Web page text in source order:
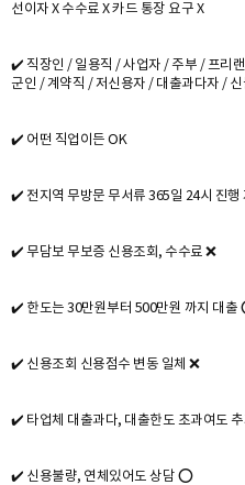
선이자 X 수수료 X 카드 통장 요구 X
✔️ 직장인 / 일용직 / 사업자 / 주부 / 프리
군인 / 계약직 / 저신용자 / 대출과다자 /
✔️ 어떤 직업이든 OK
✔️ 전지역 무방문 무서류 365일 24시 진행
✔️ 무담보 무보증 신용조회, 수수료 ❌
✔️ 한도는 30만원부터 500만원 까지 대출
✔️ 신용조회 신용점수 변동 일체 ❌
✔️ 타업체 대출과다, 대출한도 초과여도
✔️ 신용불량, 연체있어도 상담 ⭕